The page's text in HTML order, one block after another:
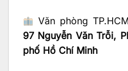
Văn phòng
97 Nguyễn Văn Trỗi,
phố Hồ Chí Minh